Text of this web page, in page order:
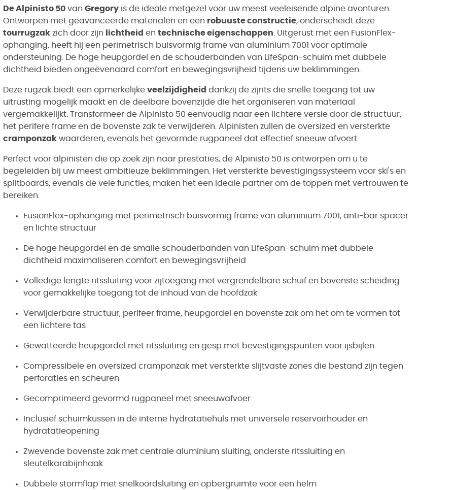
De Alpinisto 50 van Gregory is de ideale metgezel voor uw meest veeleisende alpine avonturen.
Ontworpen met geavanceerde materialen en een robuuste constructie, onderscheidt deze
tourrugzak zich door zijn lichtheid en technische eigenschappen . Uitgerust met een FusionFlex-
ophanging, heeft hij een perimetrisch buisvormig frame van aluminium 7001 voor optimale
ondersteuning. De hoge heupgordel en de schouderbanden van LifeSpan-schuim met dubbele
dichtheid bieden ongeëvenaard comfort en bewegingsvrijheid tijdens uw beklimmingen.
Deze rugzak biedt een opmerkelijke veelzijdigheid dankzij de zijrits die snelle toegang tot uw
uitrusting mogelijk maakt en de deelbare bovenzijde die het organiseren van materiaal
vergemakkelijkt. Transformeer de Alpinisto 50 eenvoudig naar een lichtere versie door de structuur,
het perifere frame en de bovenste zak te verwijderen. Alpinisten zullen de oversized en versterkte
cramponzak waarderen, evenals het gevormde rugpaneel dat effectief sneeuw afvoert.
Perfect voor alpinisten die op zoek zijn naar prestaties, de Alpinisto 50 is ontworpen om u te
begeleiden bij uw meest ambitieuze beklimmingen. Het versterkte bevestigingssysteem voor ski's en
splitboards, evenals de vele functies, maken het een ideale partner om de toppen met vertrouwen te
bereiken.
FusionFlex-ophanging met perimetrisch buisvormig frame van aluminium 7001, anti-bar spacer
en lichte structuur
De hoge heupgordel en de smalle schouderbanden van LifeSpan-schuim met dubbele
dichtheid maximaliseren comfort en bewegingsvrijheid
Volledige lengte ritssluiting voor zijtoegang met vergrendelbare schuif en bovenste scheiding
voor gemakkelijke toegang tot de inhoud van de hoofdzak
Verwijderbare structuur, perifeer frame, heupgordel en bovenste zak om het om te vormen tot
een lichtere tas
Gewatteerde heupgordel met ritssluiting en gesp met bevestigingspunten voor ijsbijlen
Compressibele en oversized cramponzak met versterkte slijtvaste zones die bestand zijn tegen
perforaties en scheuren
Gecomprimeerd gevormd rugpaneel met sneeuwafvoer
Inclusief schuimkussen in de interne hydratatiehuls met universele reservoirhouder en
hydratatieopening
Zwevende bovenste zak met centrale aluminium sluiting, onderste ritssluiting en
sleutelkarabijnhaak
Dubbele stormflap met snelkoordsluiting en opbergruimte voor een helm